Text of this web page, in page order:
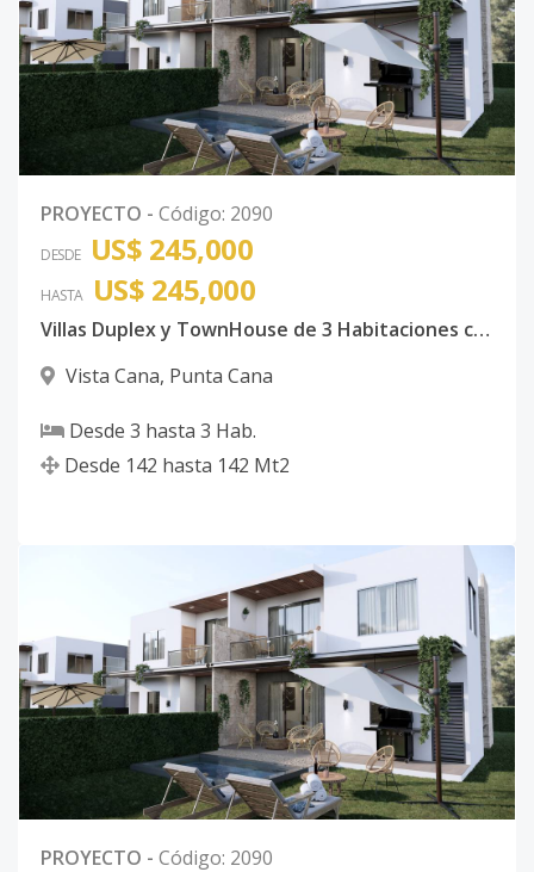
PROYECTO - Código: 2090
DESDE US$ 245,000
HASTA US$ 245,000
Villas Duplex y TownHouse de 3 Habitaciones con piscina Vista Cana
Vista Cana, Punta Cana
Desde 3 hasta 3 Hab.
Desde 142 hasta 142 Mt2
PROYECTO - Código: 2090